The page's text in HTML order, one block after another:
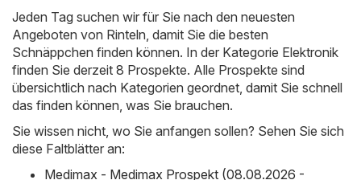
Jeden Tag suchen wir für Sie nach den neuesten
Angeboten von Rinteln, damit Sie die besten
Schnäppchen finden können. In der Kategorie Elektronik
finden Sie derzeit 8 Prospekte. Alle Prospekte sind
übersichtlich nach Kategorien geordnet, damit Sie schnell
das finden können, was Sie brauchen.
Sie wissen nicht, wo Sie anfangen sollen? Sehen Sie sich
diese Faltblätter an:
Medimax - Medimax Prospekt (08.08.2026 -